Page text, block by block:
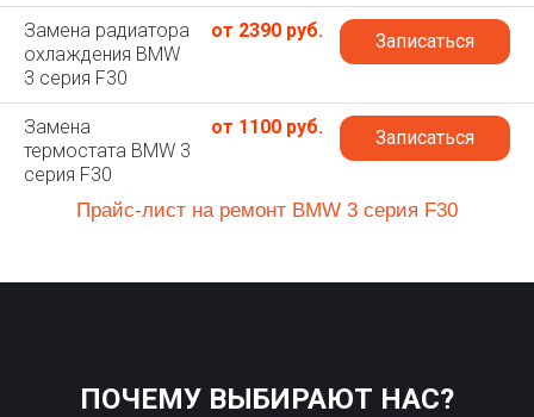
Замена радиатора
охлаждения BMW
3 серия F30
от 2390 руб. Записаться
Замена
термостата BMW 3
серия F30
от 1100 руб. Записаться
Прайс-лист на ремонт BMW 3 серия F30
ПОЧЕМУ ВЫБИРАЮТ НАС?